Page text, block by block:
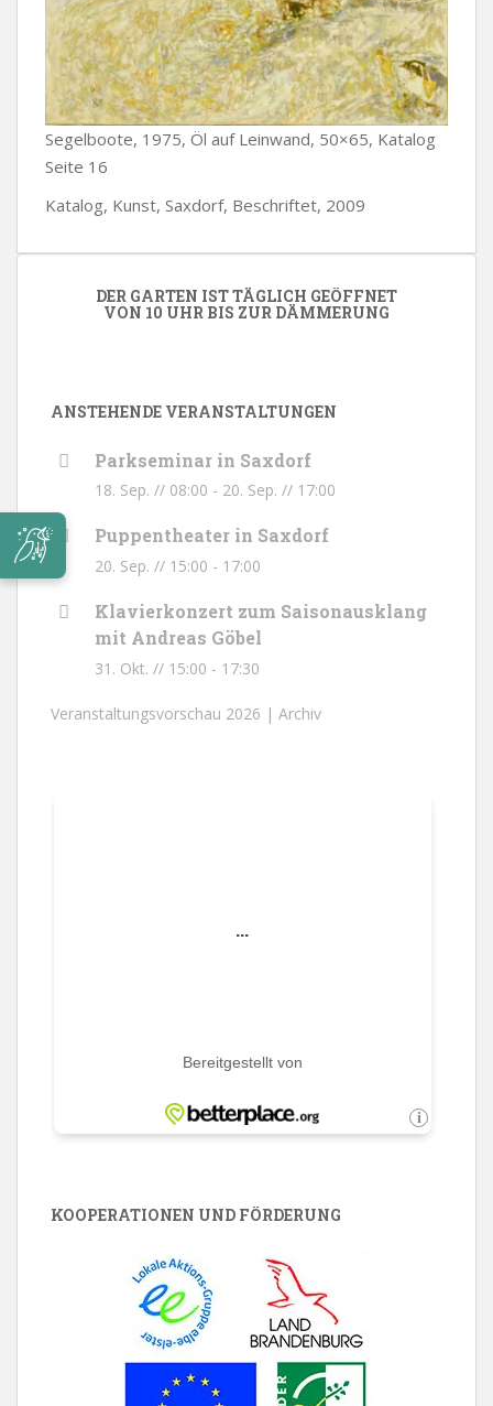
Segelboote, 1975, Öl auf Leinwand, 50×65, Katalog
Seite 16
Katalog, Kunst, Saxdorf, Beschriftet, 2009
DER GARTEN IST TÄGLICH GEÖFFNET
VON 10 UHR BIS ZUR DÄMMERUNG
ANSTEHENDE VERANSTALTUNGEN
Parkseminar in Saxdorf
18. Sep. // 08:00 - 20. Sep. // 17:00
Puppentheater in Saxdorf
20. Sep. // 15:00 - 17:00
Klavierkonzert zum Saisonausklang
mit Andreas Göbel
31. Okt. // 15:00 - 17:30
Veranstaltungsvorschau 2026 | Archiv
KOOPERATIONEN UND FÖRDERUNG